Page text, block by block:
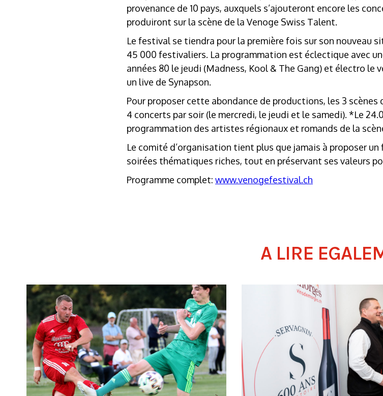
provenance de 10 pays, auxquels s’ajouteront encore les
produiront sur la scène de la Venoge Swiss Talent.
Le festival se tiendra pour la première fois sur son nouveau
45 000 festivaliers. La programmation est éclectique avec
années 80 le jeudi (Madness, Kool & The Gang) et électro le
un live de Synapson.
Pour proposer cette abondance de productions, les 3
4 concerts par soir (le mercredi, le jeudi et le samedi). *Le
programmation des artistes régionaux et romands de la
Le comité d’organisation tient plus que jamais à proposer
soirées thématiques riches, tout en préservant ses valeurs
Programme complet: www.venogefestival.ch
A LIRE